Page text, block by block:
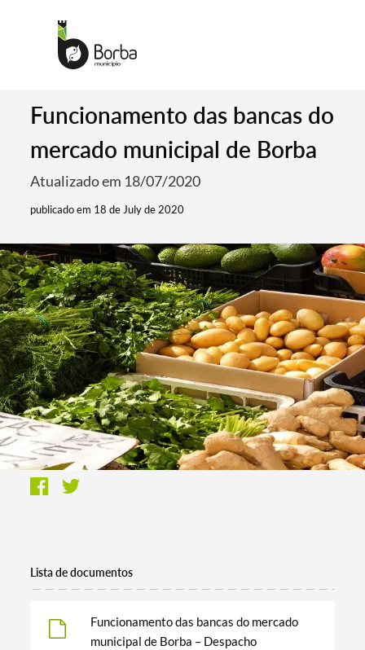
Funcionamento das bancas do
mercado municipal de Borba
Atualizado em 18/07/2020
publicado em 18 de July de 2020
Lista de documentos
Funcionamento das bancas do mercado
municipal de Borba – Despacho